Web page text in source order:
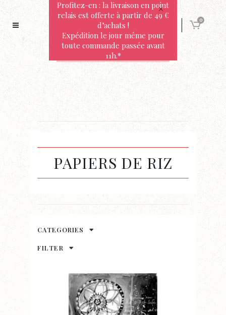
0
PAPIERS DE RIZ
CATEGORIES
FILTER
Profitez-en : la livraison en point
relais est offerte à partir de 49 €
d’achats !
Expédition le jour même pour
toute commande passée avant
11h.*